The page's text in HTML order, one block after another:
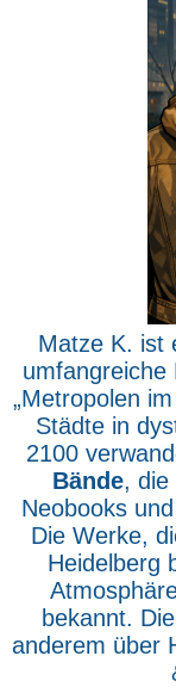
Matze K. ist
umfangreiche
„Metropolen
Städte in
2100
Bände, die
Neobooks
Die Werke,
Heidelberg
bekannt.
anderem über